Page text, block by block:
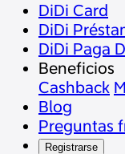
DiDi Card
DiDi
DiDi Paga
Beneficios
Cashback
Blog
Preguntas
Registrarse